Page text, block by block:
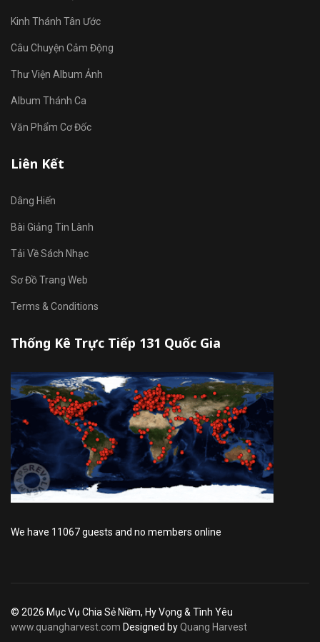
Kinh Thánh Tân Ước
Câu Chuyện Cảm Động
Thư Viện Album Ảnh
Album Thánh Ca
Văn Phẩm Cơ Đốc
Liên Kết
Dâng Hiến
Bài Giảng Tin Lành
Tải Về Sách Nhạc
Sơ Đồ Trang Web
Terms & Conditions
Thống Kê Trực Tiếp 131 Quốc Gia
We have 11067 guests and no members online
© 2026 Mục Vụ Chia Sẻ Niềm, Hy Vọng & Tình Yêu
www.quangharvest.com Designed byQuang Harvest